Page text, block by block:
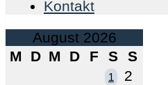
Kontakt
August 2026
M
D M D F S S
1 2